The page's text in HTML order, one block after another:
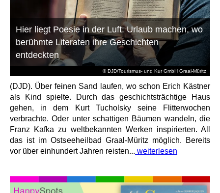
© DJD/Tourismus- und Kur GmbH Graal-Müritz
Hier liegt Poesie in der Luft: Urlaub machen, wo
berühmte Literaten ihre Geschichten
entdeckten
(DJD). Über feinen Sand laufen, wo schon Erich Kästner
als Kind spielte. Durch das geschichtsträchtige Haus
gehen, in dem Kurt Tucholsky seine Flitterwochen
verbrachte. Oder unter schattigen Bäumen wandeln, die
Franz Kafka zu weltbekannten Werken inspirierten. All
das ist im Ostseeheilbad Graal-Müritz möglich. Bereits
vor über einhundert Jahren reisten... weiterlesen